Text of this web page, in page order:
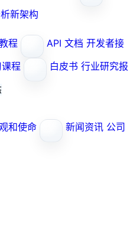
新架构
程 API 文档 开发者接
程 白皮书 行业研究报
和使命 新闻资讯 公司